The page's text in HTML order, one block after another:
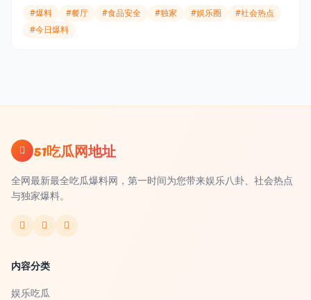
#爆料 #餐厅 #食品安全 #独家 #娱乐圈
#社会热点
#今日爆料
51吃瓜网地址
全网最新最全吃瓜爆料网，第一时间为您带来娱乐八卦、社会热点
与独家爆料。
内容分类
娱乐吃瓜